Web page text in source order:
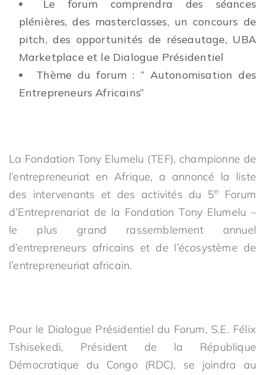
Le forum comprendra des séances
plénières, des masterclasses, un concours de
pitch, des opportunités de réseautage, UBA
Marketplace et le Dialogue Présidentiel
Thème du forum : “ Autonomisation des
Entrepreneurs Africains”
La Fondation Tony Elumelu (TEF), championne de
l’entrepreneuriat en Afrique, a annoncé la liste
des intervenants et des activités du 5e
Forum
d’Entreprenariat de la Fondation Tony Elumelu –
le plus grand rassemblement annuel
d’entrepreneurs africains et de l’écosystème de
l’entrepreneuriat africain.
Pour le Dialogue Présidentiel du Forum, S.E. Félix
Tshisekedi, Président de la République
Démocratique du Congo (RDC), se joindra au